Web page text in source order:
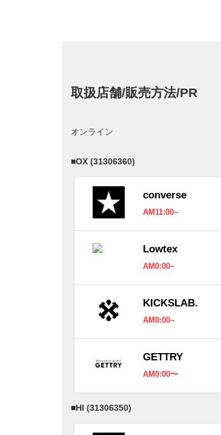
取扱店舗/販売方法/PR
オンライン
■OX (31306360)
converse
AM11:00~
Lowtex
AM0:00~
KICKSLAB.
AM0:00~
GETTRY
AM0:00〜
■HI (31306350)